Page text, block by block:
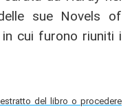
sue Novels of
in cui furono riuniti i
del libro o procedere